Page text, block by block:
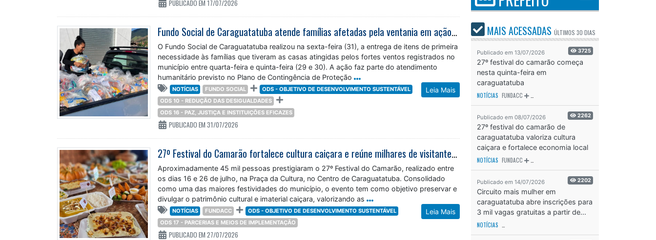
PUBLICADO EM 17/07/2026
Fundo Social de Caraguatatuba atende famílias afetadas pela ventania em ação integrada do Plancon
O Fundo Social de Caraguatatuba realizou na sexta-feira (31), a entrega de itens de primeira
necessidade às famílias que tiveram as casas atingidas pelos fortes ventos registrados no
município entre quarta-feira e quinta-feira (29 e 30). A ação faz parte do atendimento
humanitário previsto no Plano de Contingência de Proteção
Leia Mais
NOTÍCIAS FUNDO SOCIAL
ODS - OBJETIVO DE DESENVOLVIMENTO SUSTENTÁVEL
ODS 10 - REDUÇÃO DAS DESIGUALDADES
ODS 16 - PAZ, JUSTIÇA E INSTITUIÇÕES EFICAZES
PUBLICADO EM 31/07/2026
27º Festival do Camarão fortalece cultura caiçara e reúne milhares de visitantes em Caraguatatuba
Aproximadamente 45 mil pessoas prestigiaram o 27º Festival do Camarão, realizado entre
os dias 16 e 26 de julho, na Praça da Cultura, no Centro de Caraguatatuba. Consolidado
como uma das maiores festividades do município, o evento tem como objetivo preservar e
divulgar o patrimônio cultural e imaterial caiçara, valorizando as
Leia Mais
NOTÍCIAS FUNDACC
ODS - OBJETIVO DE DESENVOLVIMENTO SUSTENTÁVEL
ODS 17 - PARCERIAS E MEIOS DE IMPLEMENTAÇÃO
PUBLICADO EM 27/07/2026
MAIS ACESSADAS ÚLTIMOS 30 DIAS
Publicado em 13/07/2026 3725
27º festival do camarão começa
nesta quinta-feira em
caraguatatuba
NOTÍCIAS FUNDACC
Publicado em 08/07/2026 2262
27º festival do camarão de
caraguatatuba valoriza cultura
caiçara e fortalece economia local
NOTÍCIAS FUNDACC
Publicado em 14/07/2026 2202
Circuito mais mulher em
caraguatatuba abre inscrições para
3 mil vagas gratuitas a partir de...
NOTÍCIAS